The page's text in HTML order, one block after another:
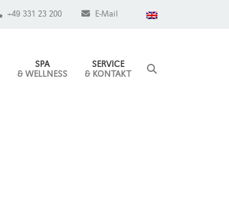
+49 331 23 200 E-Mail
SPA
& WELLNESS
SERVICE
& KONTAKT